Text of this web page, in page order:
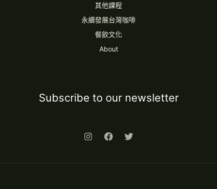
其他課程
永續發展台灣咖啡
餐飲文化
About
Subscribe to our newsletter